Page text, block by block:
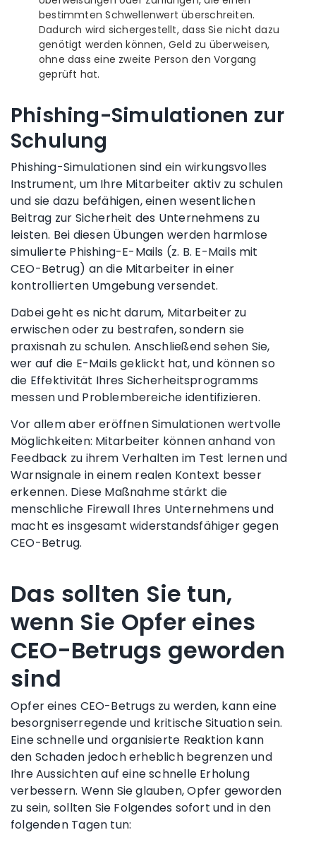
bestimmten Schwellenwert überschreiten.
Dadurch wird sichergestellt, dass Sie nicht dazu
genötigt werden können, Geld zu überweisen,
ohne dass eine zweite Person den Vorgang
geprüft hat.
Phishing-Simulationen zur
Schulung
Phishing-Simulationen sind ein wirkungsvolles
Instrument, um Ihre Mitarbeiter aktiv zu schulen
und sie dazu befähigen, einen wesentlichen
Beitrag zur Sicherheit des Unternehmens zu
leisten. Bei diesen Übungen werden harmlose
simulierte Phishing-E-Mails (z. B. E-Mails mit
CEO-Betrug) an die Mitarbeiter in einer
kontrollierten Umgebung versendet.
Dabei geht es nicht darum, Mitarbeiter zu
erwischen oder zu bestrafen, sondern sie
praxisnah zu schulen. Anschließend sehen Sie,
wer auf die E-Mails geklickt hat, und können so
die Effektivität Ihres Sicherheitsprogramms
messen und Problembereiche identifizieren.
Vor allem aber eröffnen Simulationen wertvolle
Möglichkeiten: Mitarbeiter können anhand von
Feedback zu ihrem Verhalten im Test lernen und
Warnsignale in einem realen Kontext besser
erkennen. Diese Maßnahme stärkt die
menschliche Firewall Ihres Unternehmens und
macht es insgesamt widerstandsfähiger gegen
CEO-Betrug.
Das sollten Sie tun,
wenn Sie Opfer eines
CEO-Betrugs geworden
sind
Opfer eines CEO-Betrugs zu werden, kann eine
besorgniserregende und kritische Situation sein.
Eine schnelle und organisierte Reaktion kann
den Schaden jedoch erheblich begrenzen und
Ihre Aussichten auf eine schnelle Erholung
verbessern. Wenn Sie glauben, Opfer geworden
zu sein, sollten Sie Folgendes sofort und in den
folgenden Tagen tun: